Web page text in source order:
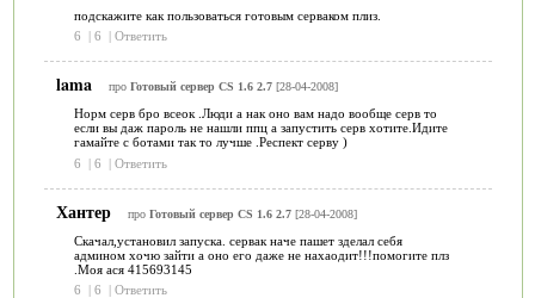
подскажите как пользоваться готовым серваком плиз.
6
| 6 | Ответить
lama про Готовый сервер CS 1.6 2.7[28-04-2008]
Норм серв бро всеок .Люди а нак оно вам надо вообще серв то
если вы даж пароль не нашли ппц а запустить серв хотите.Идите
гамайте с ботами так то лучше .Респект серву )
6
| 6 | Ответить
Хантер про Готовый сервер CS 1.6 2.7[28-04-2008]
Скачал,установил запуска. сервак наче пашет зделал себя
админом хочю зайти а оно его даже не нахаодит!!!помогите плз
.Моя ася 415693145
6
| 6 | Ответить